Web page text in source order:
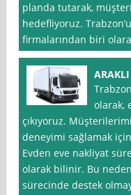
planda tutarak,
hedefliyoruz.
firmalarından biri
olarak,
çıkıyoruz.
deneyimi sağlamak
Evden eve nakliyat
olarak bilinir. Bu
sürecinde destek